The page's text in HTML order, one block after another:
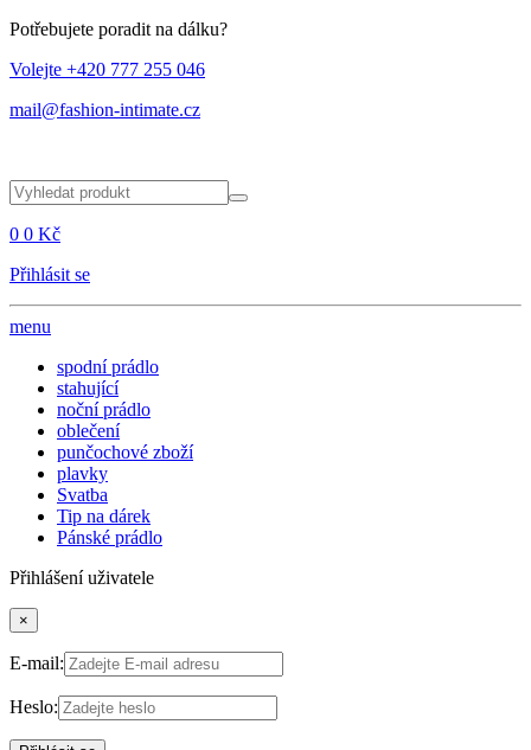
Potřebujete poradit na dálku?
Volejte +420 777 255 046
mail@fashion-intimate.cz
0 0 Kč
Přihlásit se
menu
spodní prádlo
stahující
noční prádlo
oblečení
punčochové zboží
plavky
Svatba
Tip na dárek
Pánské prádlo
Přihlášení uživatele
×
E-mail:
Heslo: